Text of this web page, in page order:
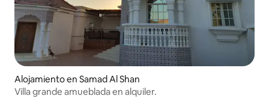
Alojamiento en Samad Al Shan
Villa grande amueblada en alquiler.